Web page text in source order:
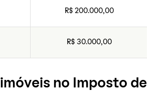
R$ 200.000,00
R$ 30.000,00
no Imposto de